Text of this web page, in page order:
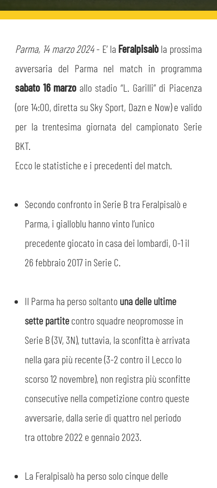
BIGLIETTI
INFO BIGLIETTI
INFORMAZIONI ACCREDITI
SHOP
ESPORTS
IL CLUB
ORGANIGRAMMA
STORIA
MUTTI TRAINING CENTER
STORE
MUSEO
LAVORA CON NOI
INFORMATIVA FINANZIARIA
FLASH NEWS
MEDIA
CSR
LEGENDS
Parma, 14 marzo 2024- E’ la Feralpisalòla prossima
avversaria del Parma nel match in programma
sabato 16 marzoallo stadio “L. Garilli” di Piacenza
(ore 14:00, diretta su Sky Sport, Dazn e Now) e valido
per la trentesima giornata del campionato Serie
BKT.
Ecco le statistiche e i precedenti del match.
Secondo confronto in Serie B tra Feralpisalò e
Parma, i gialloblu hanno vinto l’unico
precedente giocato in casa dei lombardi, 0-1 il
26 febbraio 2017 in Serie C.
Il Parma ha perso soltanto una delle ultime
sette partitecontro squadre neopromosse in
Serie B (3V, 3N), tuttavia, la sconfitta è arrivata
nella gara più recente (3-2 contro il Lecco lo
scorso 12 novembre), non registra più sconfitte
consecutive nella competizione contro queste
avversarie, dalla serie di quattro nel periodo
tra ottobre 2022 e gennaio 2023.
La Feralpisalò ha perso solo cinque delle